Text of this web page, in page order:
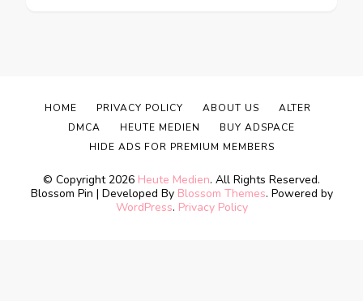
© Copyright 2026 Heute Medien. All Rights Reserved.
Blossom Pin | Developed By Blossom Themes. Powered by
WordPress. Privacy Policy
HOME PRIVACY POLICY ABOUT US
ALTER
DMCA
HEUTE MEDIEN
BUY ADSPACE
HIDE ADS FOR PREMIUM MEMBERS